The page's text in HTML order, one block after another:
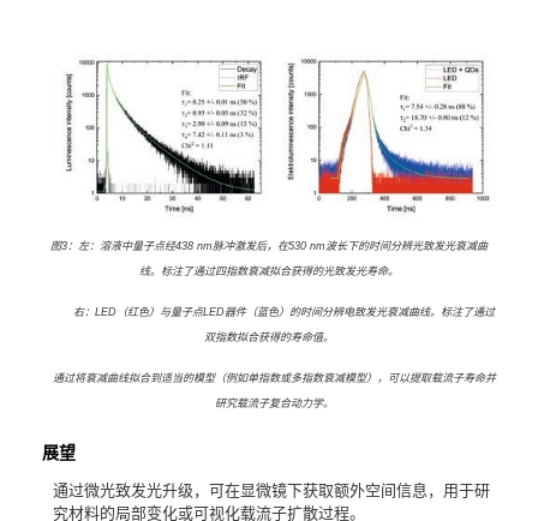
图3：左：溶液中量子点经438 nm脉冲激发后，在530 nm 波长下的时间分辨光致发光衰减曲
线。标注了通过四指数衰减拟合获得的光致发光寿命。
右： LED（红色）与量子点LED器件（蓝色）的时间分辨电致发光衰减曲线。标注了通过
双指数拟合获得的寿命值。
通过将衰减曲线拟合到适当的模型（例如单指数或多指数衰减模型），可以提取载流子寿命并
研究载流子复合动力学。
展望
通过微光致发光升级，可在显微镜下获取额外空间信息，用于研
究材料的局部变化或可视化载流子扩散过程。